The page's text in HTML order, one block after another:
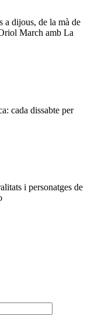
a dijous, de la mà de
March amb La
cada dissabte per
i personatges de